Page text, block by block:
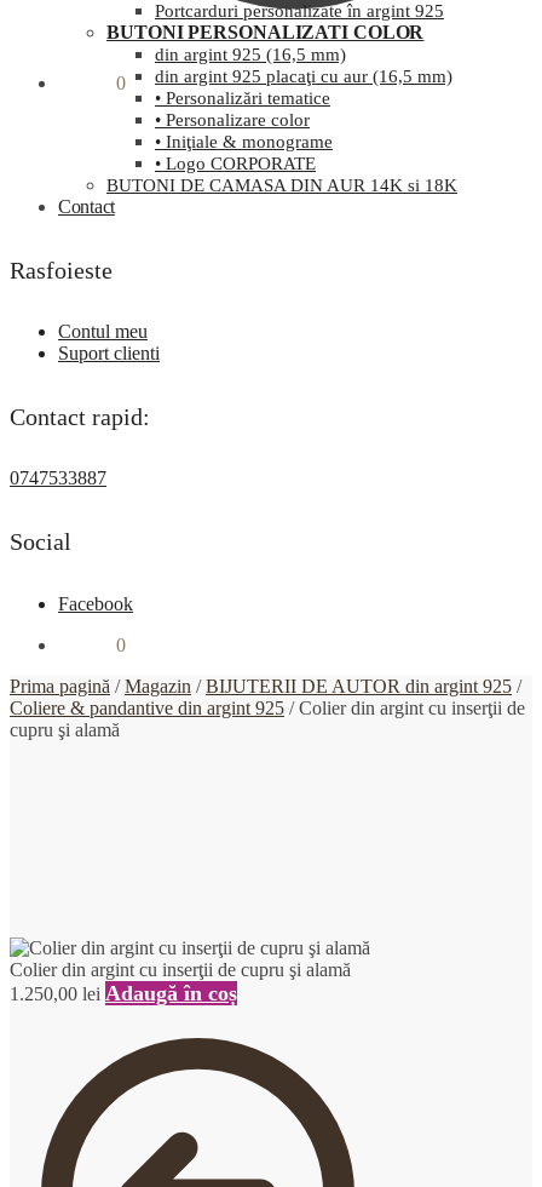
0
Portcarduri personalizate în argint 925
BUTONI PERSONALIZATI COLOR
din argint 925 (16,5 mm)
din argint 925 placaţi cu aur (16,5 mm)
• Personalizări tematice
• Personalizare color
• Iniţiale & monograme
• Logo CORPORATE
BUTONI DE CAMASA DIN AUR 14K si 18K
Contact
Rasfoieste
Contul meu
Suport clienti
Contact rapid:
0747533887
Social
Facebook
0
Prima pagină /Magazin /BIJUTERII DE AUTOR din argint 925 /
Coliere & pandantive din argint 925 /Colier din argint cu inserţii de
cupru şi alamă
Colier din argint cu inserţii de cupru şi alamă
1.250,00 lei Adaugă în coș